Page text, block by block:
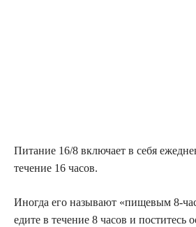
Питание 16/8 включает в себя
течение 16 часов.
Иногда его называют «пищевым 8-
едите в течение 8 часов и поститесь